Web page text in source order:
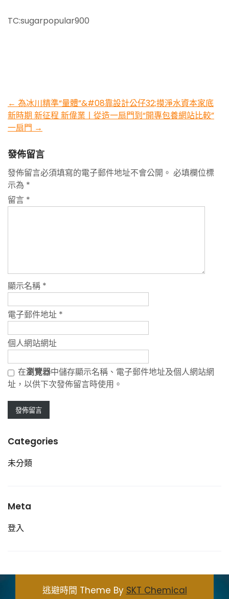
TC:sugarpopular900
Post
navigation
← 為冰川精準“量體”&#08靠設計公仔32;摸淨水資本家底
新時期 新征程 新偉業丨從造一扇門到“開專包養網站比較”
一扇門 →
發佈留言
發佈留言必須填寫的電子郵件地址不會公開。 必填欄位標
示為 *
留言 *
顯示名稱 *
電子郵件地址 *
個人網站網址
在瀏覽器中儲存顯示名稱、電子郵件地址及個人網站網
址，以供下次發佈留言時使用。
Categories
未分類
Meta
登入
逃避時間 Theme By SKT Chemical